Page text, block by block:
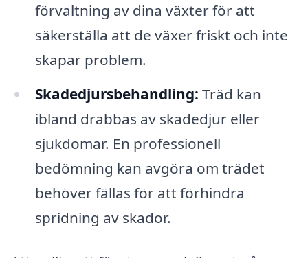
förvaltning av dina växter för att
säkerställa att de växer friskt och inte
skapar problem.
Skadedjursbehandling: Träd kan
ibland drabbas av skadedjur eller
sjukdomar. En professionell
bedömning kan avgöra om trädet
behöver fällas för att förhindra
spridning av skador.